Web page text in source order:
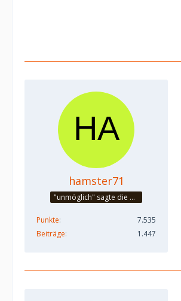
hamster71
"unmöglich" sagte die Tatsache - "versuch es " flüsterte der Traum
Punkte
7.535
Beiträge
1.447